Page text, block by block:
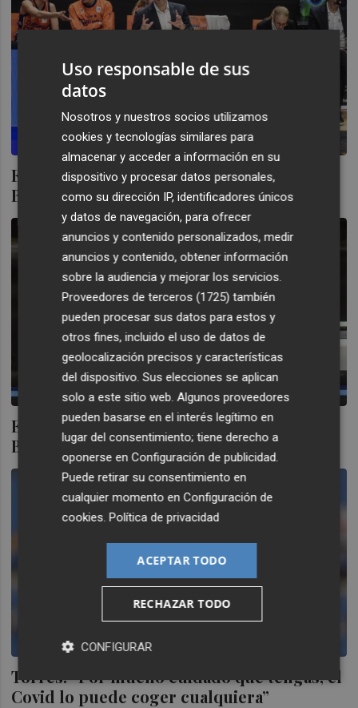
El partido Embutidos Pajariel-Valencia
Basket se retrasa de momento al viernes
El técnico de Valencia Basket Rubén
Burgos da positivo por covid
Torres: “Por mucho cuidado que tengas, el
Covid lo puede coger cualquiera”
Uso responsable de sus
datos
Nosotros y nuestros socios utilizamos
cookies y tecnologías similares para
almacenar y acceder a información en su
dispositivo y procesar datos personales,
como su dirección IP, identificadores únicos
y datos de navegación, para ofrecer
anuncios y contenido personalizados, medir
anuncios y contenido, obtener información
sobre la audiencia y mejorar los servicios.
Proveedores de terceros (1725) también
pueden procesar sus datos para estos y
otros fines, incluido el uso de datos de
geolocalización precisos y características
del dispositivo. Sus elecciones se aplican
solo a este sitio web. Algunos proveedores
pueden basarse en el interés legítimo en
lugar del consentimiento; tiene derecho a
oponerse enConfiguración de publicidad
Puede retirar su consentimiento en
cualquier momento enConfiguración de
cookies .Política de privacidad
ACEPTAR TODO
RECHAZAR TODO
CONFIGURAR